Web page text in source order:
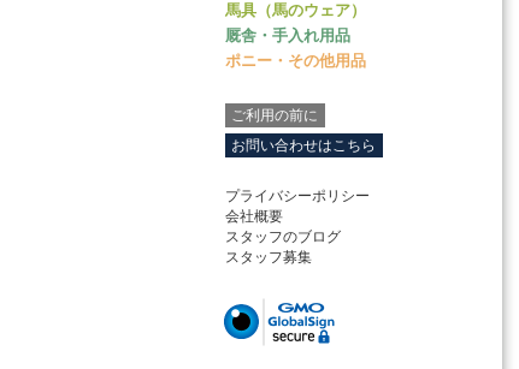
馬具（馬のウェア）
厩舎・手入れ用品
ポニー・その他用品
ご利用の前に
お問い合わせはこちら
プライバシーポリシー
会社概要
スタッフのブログ
スタッフ募集